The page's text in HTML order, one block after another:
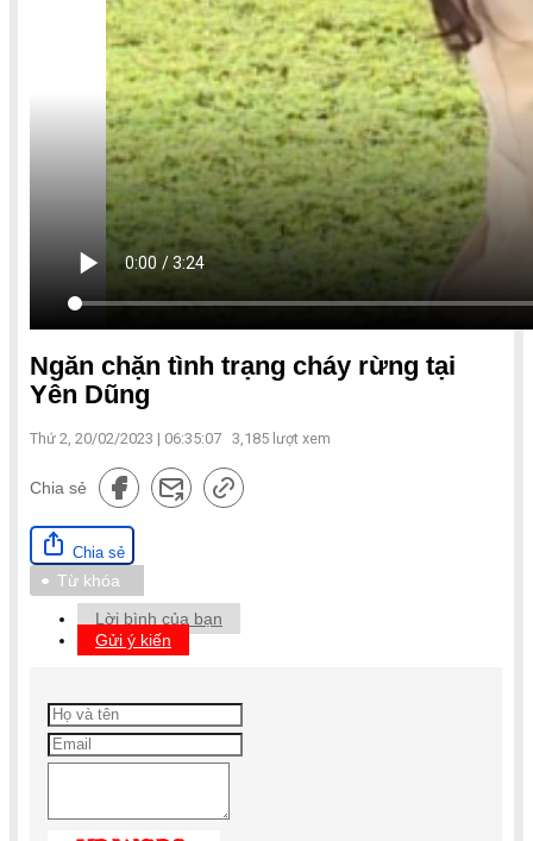
Ngăn chặn tình trạng cháy rừng tại
Yên Dũng
Thứ 2, 20/02/2023 | 06:35:07 3,185 lượt xem
Chia sẻ
Chia sẻ
Từ khóa
Lời bình của bạn
Gửi ý kiến